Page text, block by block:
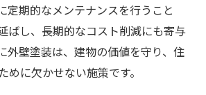
装費用を節約するための効果的
取得する際の注意点
比較方法と選定基準
定期的なメンテナンスを行うこと
ばし、長期的なコスト削減にも寄与
外壁塗装は、建物の価値を守り、住
めに欠かせない施策です。